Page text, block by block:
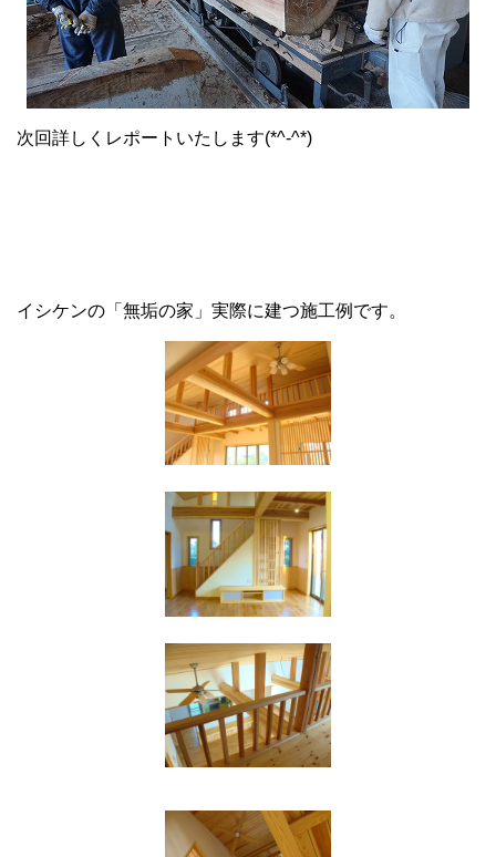
次回詳しくレポートいたします(*^-^*)
イシケンの「無垢の家」実際に建つ施工例です。